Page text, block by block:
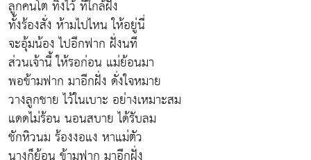
ลูกคนโต ทิ้งไว้ ที่ใกล้ฝั่ง
ทั้งร้องสั่ง ห้ามไปไหน ให้อยู่นี่
จะอุ้มน้อง ไปอีกฟาก ฝั่งนที
ส่วนเจ้านี้ ให้รอก่อน แม่ย้อนมา
พอข้ามฟาก มาอีกฝั่ง ดั่งใจหมาย
วางลูกชาย ไว้ในเบาะ อย่างเหมาะสม
แดดไม่ร้อน นอนสบาย ได้รับลม
ชักหิวนม ร้องงอแง หาแม่ตัว